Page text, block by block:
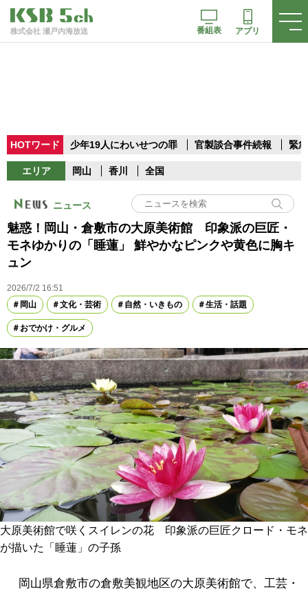
株式会社 瀬戸内海放送 番組表 アプリ
HOTワード 少年19人にわいせつの罪 官製談合事件続報 緊
エリア 岡山 香川 全国
ニュース
魅惑！岡山・倉敷市の大原美術館 印象派の巨匠・
モネゆかりの「睡蓮」 鮮やかなピンクや黄色に胸キ
ュン
2026/7/2 16:51
岡山
文化・芸術 自然・いきもの 生活・話題
おでかけ・グルメ
大原美術館で咲くスイレンの花 印象派の巨匠クロード・モネ
が描いた「睡蓮」の子孫
岡山県倉敷市の倉敷美観地区の大原美術館で、 工芸・